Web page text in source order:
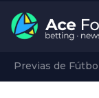
Previas de